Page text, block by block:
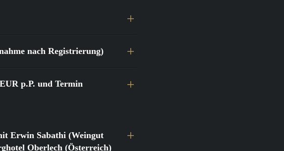
nach Registrierung)
p.P. und Termin
Erwin Sabathi (Weingut
Oberlech (Österreich)